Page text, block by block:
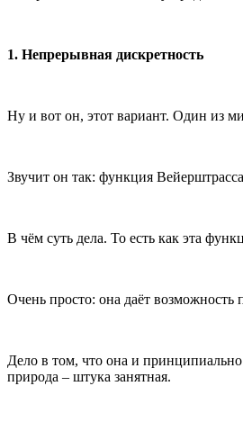
1. Непрерывная дискретность
Ну и вот он, этот вариант. Один из
Звучит он так: функция
В чём суть дела. То есть как эта
Очень просто: она даёт возможность
Дело в том, что она и
природа – штука занятная.